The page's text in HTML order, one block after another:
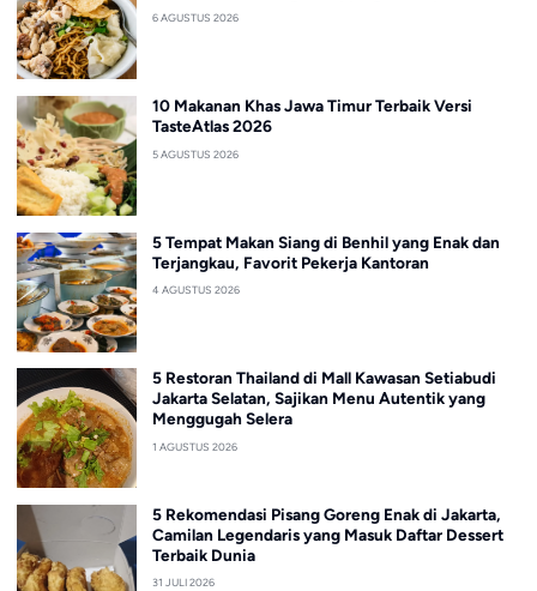
6 AGUSTUS 2026
10 Makanan Khas Jawa Timur Terbaik Versi
TasteAtlas 2026
5 AGUSTUS 2026
5 Tempat Makan Siang di Benhil yang Enak dan
Terjangkau, Favorit Pekerja Kantoran
4 AGUSTUS 2026
5 Restoran Thailand di Mall Kawasan Setiabudi
Jakarta Selatan, Sajikan Menu Autentik yang
Menggugah Selera
1 AGUSTUS 2026
5 Rekomendasi Pisang Goreng Enak di Jakarta,
Camilan Legendaris yang Masuk Daftar Dessert
Terbaik Dunia
31 JULI 2026